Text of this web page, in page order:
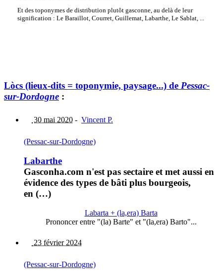
Et des toponymes de distribution plutôt gasconne, au delà de leur
signification : Le Baraillot, Courret, Guillemat, Labarthe, Le Sablat, ...
Lòcs (lieux-dits = toponymie, paysage...) de Pessac-
sur-Dordogne :
30 mai 2020 - Vincent P.
(Pessac-sur-Dordogne)
Labarthe
Gasconha.com n'est pas sectaire et met aussi en
évidence des types de bâti plus bourgeois,
en (…)
Labarta + (la,era) Barta
Prononcer entre "(la) Barte" et "(la,era) Barto"...
23 février 2024
(Pessac-sur-Dordogne)